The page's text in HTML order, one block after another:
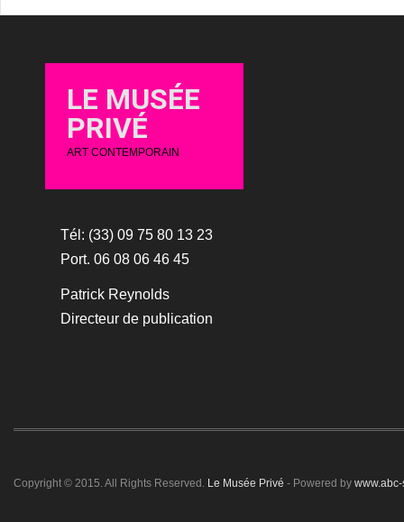
LE MUSÉE
PRIVÉ
ART CONTEMPORAIN
Tél: (33) 09 75 80 13 23
Port. 06 08 06 46 45
Patrick Reynolds
Directeur de publication
Copyright © 2015. All Rights Reserved. Le Musée Privé - Powered by